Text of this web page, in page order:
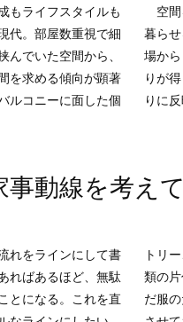
もライフスタイルも
代。部屋数重視で細
んでいた空間から、
を求める傾向が顕著
ルコニーに面した個
空間
暮ら
場か
りが
りに
事動線を考え
れをラインにして書
ればあるほど、無駄
とになる。これを直
るのもおすすめ。衣
ための洗面所、脱い
クローゼットを隣接